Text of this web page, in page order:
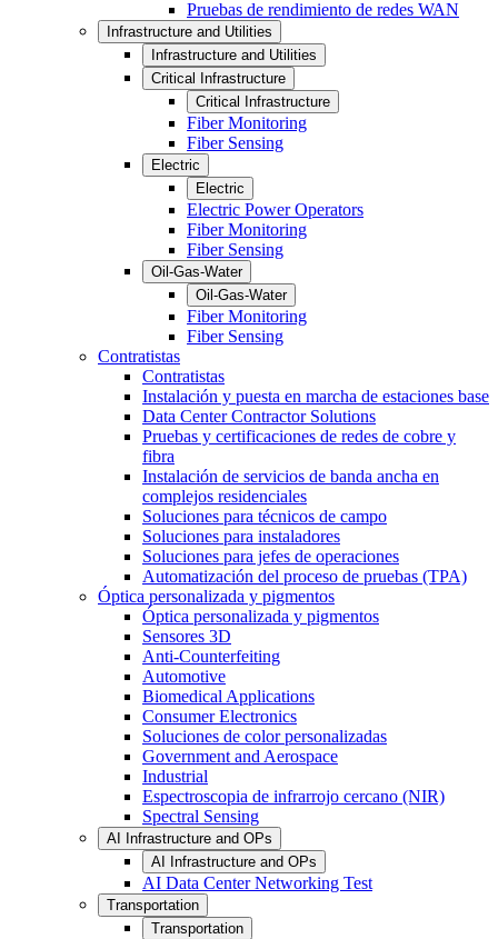
Pruebas de rendimiento de redes WAN
Infrastructure and Utilities
Infrastructure and Utilities
Critical Infrastructure
Critical Infrastructure
Fiber Monitoring
Fiber Sensing
Electric
Electric
Electric Power Operators
Fiber Monitoring
Fiber Sensing
Oil-Gas-Water
Oil-Gas-Water
Fiber Monitoring
Fiber Sensing
Contratistas
Contratistas
Instalación y puesta en marcha de estaciones base
Data Center Contractor Solutions
Pruebas y certificaciones de redes de cobre y
fibra
Instalación de servicios de banda ancha en
complejos residenciales
Soluciones para técnicos de campo
Soluciones para instaladores
Soluciones para jefes de operaciones
Automatización del proceso de pruebas (TPA)
Óptica personalizada y pigmentos
Óptica personalizada y pigmentos
Sensores 3D
Anti-Counterfeiting
Automotive
Biomedical Applications
Consumer Electronics
Soluciones de color personalizadas
Government and Aerospace
Industrial
Espectroscopia de infrarrojo cercano (NIR)
Spectral Sensing
AI Infrastructure and OPs
AI Infrastructure and OPs
AI Data Center Networking Test
Transportation
Transportation